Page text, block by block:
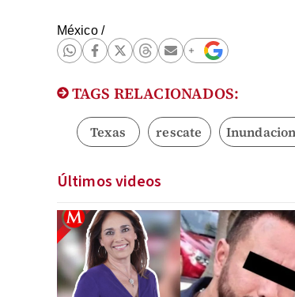
México/
TAGS RELACIONADOS:
Texas rescate
Últimos videos